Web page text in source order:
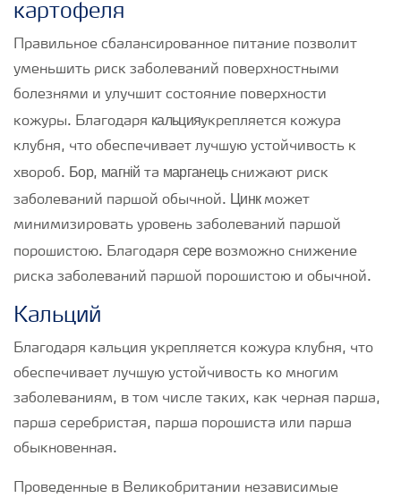
картофеля
Правильное сбалансированное питание позволит
уменьшить риск заболеваний поверхностными
болезнями и улучшит состояние поверхности
кожуры. Благодаря кальцияукрепляется кожура
клубня, что обеспечивает лучшую устойчивость к
хвороб. Бор, магній та марганецьснижают риск
заболеваний паршой обычной. Цинкможет
минимизировать уровень заболеваний паршой
порошистою. Благодаря серевозможно снижение
риска заболеваний паршой порошистою и обычной.
Кальций
Благодаря кальция укрепляется кожура клубня, что
обеспечивает лучшую устойчивость ко многим
заболеваниям, в том числе таких, как черная парша,
парша серебристая, парша порошиста или парша
обыкновенная.
Проведенные в Великобритании независимые